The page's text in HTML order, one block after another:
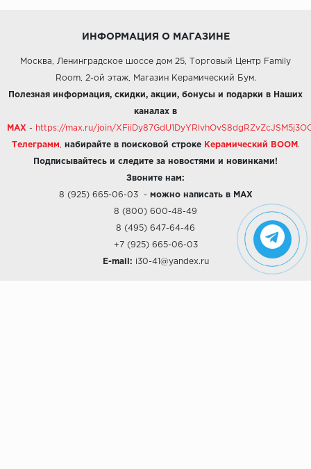
ИНФОРМАЦИЯ О МАГАЗИНЕ
Москва, Ленинградское шоссе дом 25, Торговый Центр Family
Room, 2-ой этаж, Магазин Керамический Бум.
Полезная информация, скидки, акции, бонусы и подарки в Наших
каналах в
MAX - https://max.ru/join/
Телеграмм набирайте в поисковой строке Керамический BOOM .
Подписывайтесь и следите за новостями и новинками!
Звоните нам:
8 (925) 665-06-03- можно написать в MAX
8 (800) 600-48-49
8 (495) 647-64-46
+7 (925) 665-06-03
E-mail: i30-41@yandex.ru